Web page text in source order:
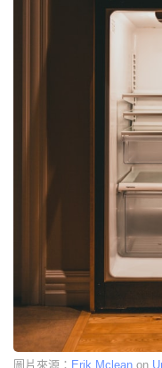
圖片來源： Erik Mclean on